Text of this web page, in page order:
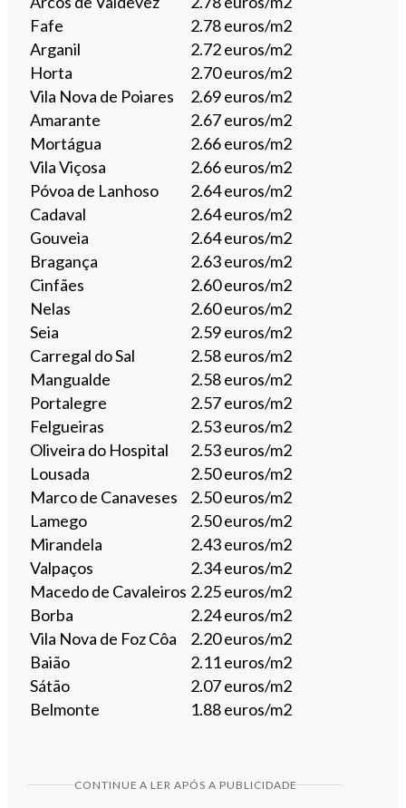
Fafe
2.78 euros/m2
Arganil
2.72 euros/m2
Horta
2.70 euros/m2
Vila Nova de Poiares
2.69 euros/m2
Amarante
2.67 euros/m2
Mortágua
2.66 euros/m2
Vila Viçosa
2.66 euros/m2
Póvoa de Lanhoso
2.64 euros/m2
Cadaval
2.64 euros/m2
Gouveia
2.64 euros/m2
Bragança
2.63 euros/m2
Cinfães
2.60 euros/m2
Nelas
2.60 euros/m2
Seia
2.59 euros/m2
Carregal do Sal
2.58 euros/m2
Mangualde
2.58 euros/m2
Portalegre
2.57 euros/m2
Felgueiras
2.53 euros/m2
Oliveira do Hospital
2.53 euros/m2
Lousada
2.50 euros/m2
Marco de Canaveses
2.50 euros/m2
Lamego
2.50 euros/m2
Mirandela
2.43 euros/m2
Valpaços
2.34 euros/m2
Macedo de Cavaleiros 2.25 euros/m2
Borba
2.24 euros/m2
Vila Nova de Foz Côa
2.20 euros/m2
Baião
2.11 euros/m2
Sátão
2.07 euros/m2
Belmonte
1.88 euros/m2
CONTINUE A LER APÓS A PUBLICIDADE